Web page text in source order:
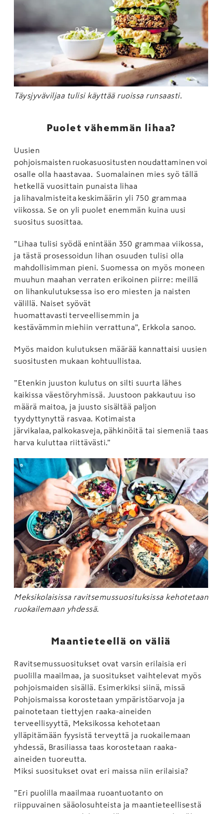
Täysjyväviljaa tulisi käyttää ruoissa runsaasti.
Puolet vähemmän lihaa?
Uusien
pohjoismaisten ruokasuositusten noudattaminen voi
osalle olla haastavaa. Suomalainen mies syö tällä
hetkellä vuosittain punaista lihaa
ja lihavalmisteita keskimäärin yli 750 grammaa
viikossa. Se on yli puolet enemmän kuina uusi
suositus suosittaa.
”Lihaa tulisi syödä enintään 350 grammaa viikossa,
ja tästä prosessoidun lihan osuuden tulisi olla
mahdollisimman pieni. Suomessa on myös moneen
muuhun maahan verraten erikoinen piirre: meillä
on lihankulutuksessa iso ero miesten ja naisten
välillä. Naiset syövät
huomattavasti terveellisemmin ja
kestävämmin miehiin verrattuna”, Erkkola sanoo.
Myös maidon kulutuksen määrää kannattaisi uusien
suositusten mukaan kohtuullistaa.
”Etenkin juuston kulutus on silti suurta lähes
kaikissa väestöryhmissä. Juustoon pakkautuu iso
määrä maitoa, ja juusto sisältää paljon
tyydyttynyttä rasvaa. Kotimaista
järvikalaa, palkokasveja, pähkinöitä tai siemeniä taas
harva kuluttaa riittävästi.”
Meksikolaisissa ravitsemussuosituksissa kehotetaan
ruokailemaan yhdessä.
Maantieteellä on väliä
Ravitsemussuositukset ovat varsin erilaisia eri
puolilla maailmaa, ja suositukset vaihtelevat myös
pohjoismaiden sisällä. Esimerkiksi siinä, missä
Pohjoismaissa korostetaan ympäristöarvoja ja
painotetaan tiettyjen raaka-aineiden
terveellisyyttä, Meksikossa kehotetaan
ylläpitämään fyysistä terveyttä ja ruokailemaan
yhdessä, Brasiliassa taas korostetaan raaka-
aineiden tuoreutta.
Miksi suositukset ovat eri maissa niin erilaisia?
”Eri puolilla maailmaa ruoantuotanto on
riippuvainen sääolosuhteista ja maantieteellisestä